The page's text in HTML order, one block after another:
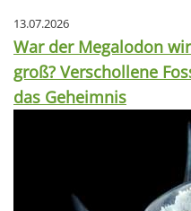
13.07.2026
War der Megalodon
groß? Verschollene
das Geheimnis